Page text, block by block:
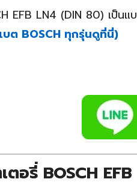
EFB LN4 (DIN 80) เป็น
บต BOSCH ทุกรุ่นดูที่นี่)
ตอรี่ BOSCH